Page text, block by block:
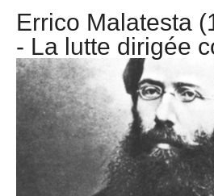
Errico Malatesta
- La lutte dirigée